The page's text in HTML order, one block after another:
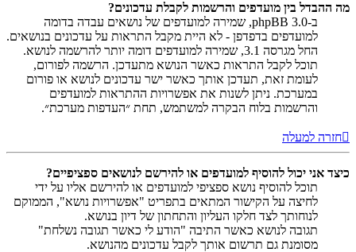
מה ההבדל בין מועדפים והרשמות לקבלת עדכונים?
ב-phpBB 3.0, שמירה למועדפים של נושאים עבדה בדומה
למועדפים בדפדפן - לא היית מקבל התראות על עדכונים בנושאים.
החל מגרסה 3.1, שמירה למועדפים דומה יותר להרשמה לנושא.
תוכל לקבל התראות כאשר הנושא מתעדכן. הרשמה לפורום,
לעומת זאת, תעדכן אותך כאשר ישר עדכונים לנושא או פורום
במערכת. ניתן לשנות את אפשרויות ההתראות למועדפים
והרשמות בלוח הבקרה למשתמש, תחת ״העדפות מערכת״.
חזרה למעלה
כיצד אני יכול להוסיף למועדפים או להירשם לנושאים ספציפיים?
תוכל להוסיף נושא ספציפי למועדפים או להירשם אליו על ידי
לחיצה על הקישור המתאים בתפריט "אפשרויות נושא", הממוקם
לנוחותך לצד חלקו העליון והתחתון של דיון בנושא.
תגובה לנושא כאשר התיבה "הודע לי כאשר תגובה נשלחת"
מסומנת גם תרשום אותך לקבל עדכונים מהנושא.